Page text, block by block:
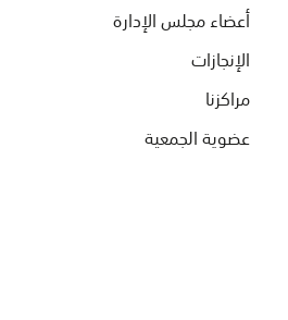
أعضاء مجلس الإدارة
الإنجازات
مراكزنا
عضوية الجمعية